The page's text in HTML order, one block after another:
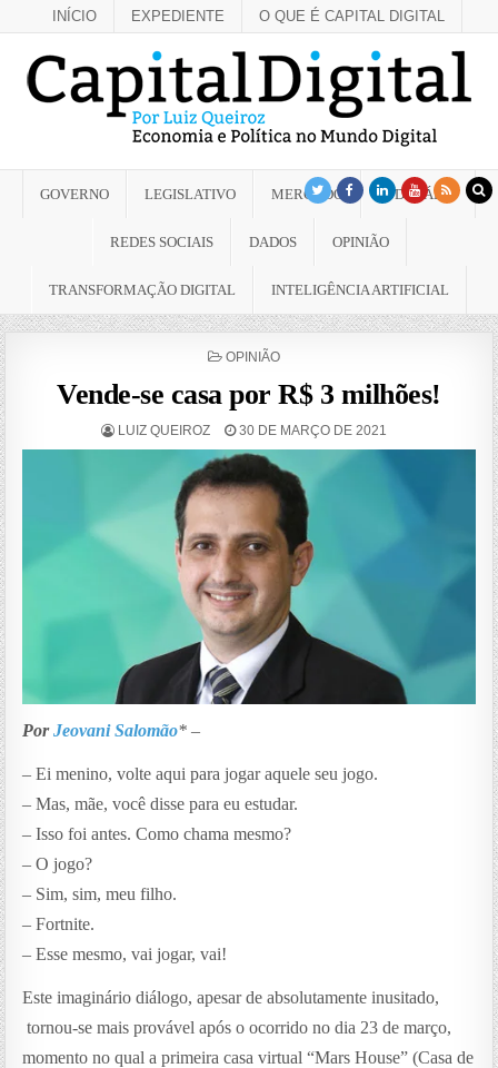
INÍCIO EXPEDIENTE O QUE É CAPITAL DIGITAL
GOVERNO LEGISLATIVO MERCADO JUDICIÁRIO
REDES SOCIAIS DADOS OPINIÃO
TRANSFORMAÇÃO DIGITAL INTELIGÊNCIA ARTIFICIAL
POSTED
OPINIÃO
Vende-se casa por R$ 3 milhões!
LUIZ QUEIROZ 30 DE MARÇO DE 2021
PorJeovani Salomão* –
– Ei menino, volte aqui para jogar aquele seu jogo.
– Mas, mãe, você disse para eu estudar.
– Isso foi antes. Como chama mesmo?
– O jogo?
– Sim, sim, meu filho.
– Fortnite.
– Esse mesmo, vai jogar, vai!
Este imaginário diálogo, apesar de absolutamente inusitado,
tornou-se mais provável após o ocorrido no dia 23 de março,
momento no qual a primeira casa virtual “Mars House” (Casa de